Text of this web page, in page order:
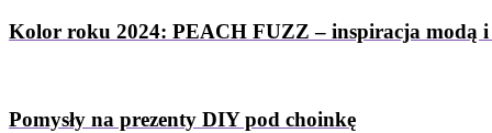
Kolor roku 2024: PEACH FUZZ – inspiracja modą
Pomysły na prezenty DIY pod choinkę